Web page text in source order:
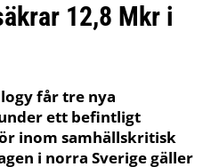
12,8 Mkr i
får tre nya
ett befintligt
inom samhällskritisk
i norra Sverige gäller